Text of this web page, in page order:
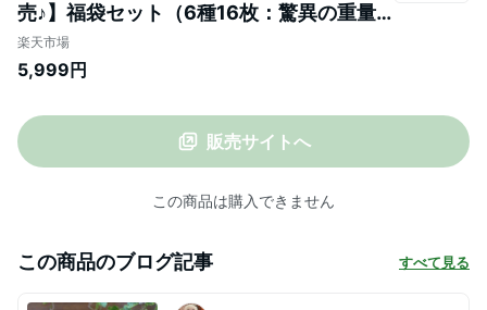
売♪】福袋セット（6種16枚：驚異の重量
1.6キロ） 送料無料 超特大 塩サバ あじ 蓮
子鯛 あじみりん 真鯛 かます 冷凍 ギフト
発送A 母の日 誕生日祝い 卒業 入学 年賀
楽天市場
5,999円
販売サイトへ
この商品は購入できません
この商品のブログ記事 すべて見る